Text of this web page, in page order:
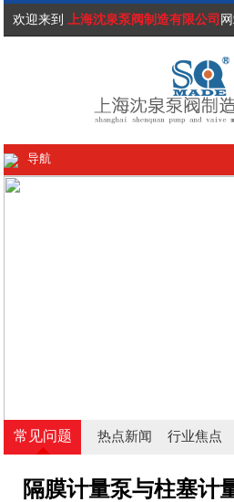
欢迎来到 上海沈泉泵阀制造有限公司
导航
常见问题 热点新闻 行业焦点
隔膜计量泵与柱塞计